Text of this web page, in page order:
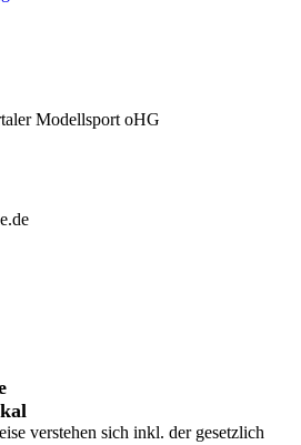
Modellsport oHG
verstehen sich inkl. der gesetzlich